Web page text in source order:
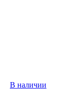
В наличии